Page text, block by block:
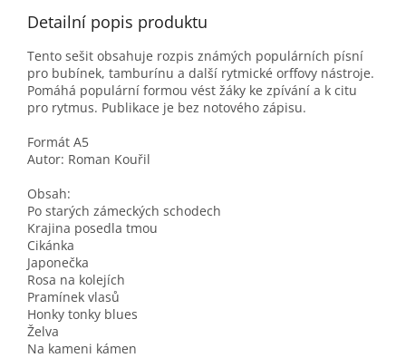
Detailní popis produktu
Tento sešit obsahuje rozpis známých populárních písní
pro bubínek, tamburínu a další rytmické orffovy nástroje.
Pomáhá populární formou vést žáky ke zpívání a k citu
pro rytmus. Publikace je bez notového zápisu.
Formát A5
Autor: Roman Kouřil
Obsah:
Po starých zámeckých schodech
Krajina posedla tmou
Cikánka
Japonečka
Rosa na kolejích
Pramínek vlasů
Honky tonky blues
Želva
Na kameni kámen